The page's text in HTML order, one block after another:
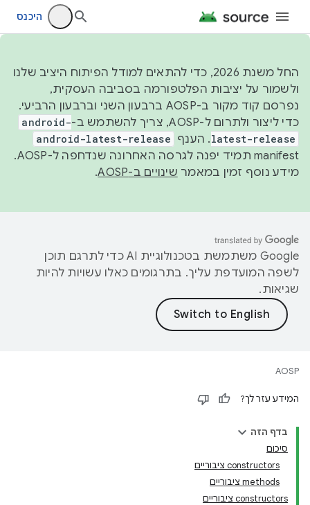
היכנס
החל משנת 2026, כדי להתאים למודל הפיתוח היציב שלנו
ולשמור על יציבות הפלטפורמה בסביבה העסקית,
נפרסם קוד מקור ב-AOSP ברבעון השני וברבעון הרביעי.
כדי ליצור ולתרום ל-AOSP, צריך להשתמש ב-
android-
latest-release. הענף android-latest-release
manifest תמיד יפנה לגרסה האחרונה שנדחפה ל-AOSP.
מידע נוסף זמין במאמר שינויים ב-AOSP .
‫Google משתמשת בטכנולוגיית AI כדי לתרגם תוכן
לשפה המועדפת עליך. בתרגומים כאלו עשויות להיות
שגיאות.
AOSP
המידע עזר לך?
בדף הזה
סיכום
‫constructors ציבוריים
‫methods ציבוריים
‫constructors ציבוריים